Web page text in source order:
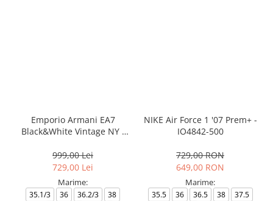
Emporio Armani EA7
Black&White Vintage NY -
999,00 Lei
729,00 Lei
Marime:
35.1/3 36 36.2/3
38
NIKE Air Force 1 '07 Prem+ -
IO4842-500
729,00 RON
649,00 RON
Marime:
35.5 36 36.5 38
37.5